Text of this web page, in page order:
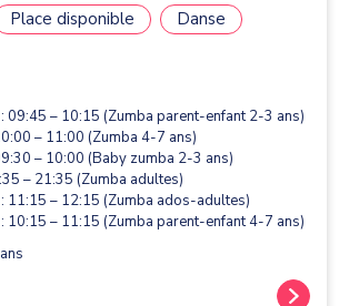
Place disponible Danse
09:45 – 10:15 (Zumba parent-enfant 2-3 ans)
– 11:00 (Zumba 4-7 ans)
– 10:00 (Baby zumba 2-3 ans)
– 21:35 (Zumba adultes)
11:15 – 12:15 (Zumba ados-adultes)
10:15 – 11:15 (Zumba parent-enfant 4-7 ans)